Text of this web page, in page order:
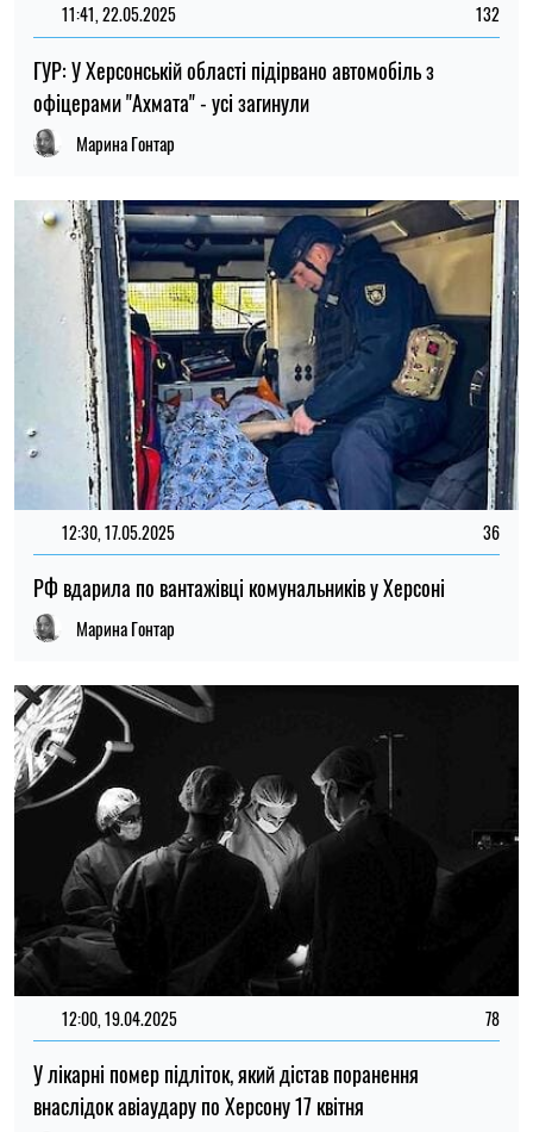
11:41, 22.05.2025 132
ГУР: У Херсонській області підірвано автомобіль з
офіцерами "Ахмата" - усі загинули
Марина Гонтар
12:30, 17.05.2025 36
РФ вдарила по вантажівці комунальників у Херсоні
Марина Гонтар
12:00, 19.04.2025 78
У лікарні помер підліток, який дістав поранення
внаслідок авіаудару по Херсону 17 квітня